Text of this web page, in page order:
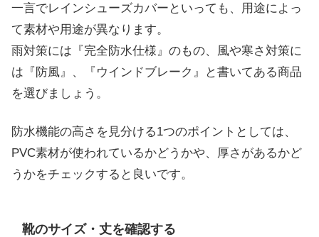
一言でレインシューズカバーといっても、用途によっ
て素材や用途が異なります。
雨対策には『完全防水仕様』のもの、風や寒さ対策に
は『防風』、『ウインドブレーク』と書いてある商品
を選びましょう。
防水機能の高さを見分ける1つのポイントとしては、
PVC素材が使われているかどうかや、厚さがあるかど
うかをチェックすると良いです。
靴のサイズ・丈を確認する